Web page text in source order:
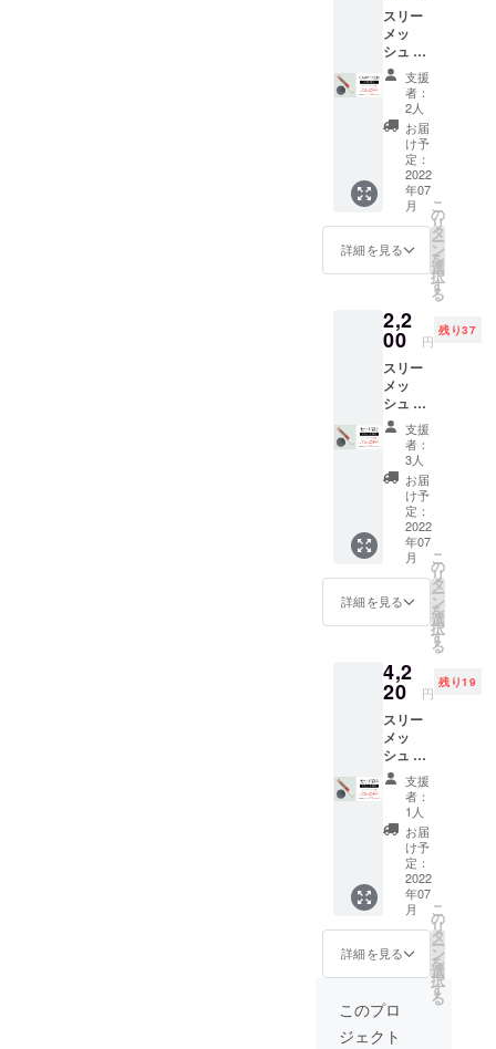
400㎝
（1.84
㎡） ●
梱包：
エコロ
ジーな
簡易包
装 [使
用本数
の目安]
スリー
メッ
シュ
シート
す。 窓
のサイ
ズはま
ちまち
なの
で、対
策され
る窓の
合計㎡
数から
1.84で
割ると
本数が
出せま
す。 目
安とし
て、サ
高さ
2.03m
的な掃
き出し
ガラス
窓を対
策され
る場合
は2本必
要にな
りま
す。
（計算
例）
1.69m×
2.03m=
3.43㎡
÷1.84=1
.86本
スリー
メッ
シュ ／
1本入 ×
1 販
売予定
価格
4,400
（税・
送料
込） →
1,140円
（税・
送料
込） ●1
りのサ
イズ：
46㎝ ×
400㎝
（1.84
㎡） ●
梱包：
エコロ
ジーな
簡易包
装 [使
用本数
の目安]
スリー
メッ
シュ
シート
す。 窓
のサイ
ズはま
ちまち
なの
で、対
策され
る窓の
合計㎡
数から
1.84で
割ると
本数が
出せま
す。 目
安とし
て、サ
1.69m×
2.03m
支援
者：
2人
お届
け予
定：
2022
年07
月
詳細を見る
こ
の
リ
タ
ー
ン
を
選
択
す
る
2,2
00 円
残り37
スリー
メッ
シュ ／
1本入 ×
2 販
売予定
価格
8,800
（税・
送料
込） →
2,200円
（税・
送料
込） ●1
りのサ
イズ：
46㎝ ×
400㎝
（1.84
㎡） ●
梱包：
エコロ
ジーな
簡易包
装 [使
用本数
の目安]
スリー
メッ
シュ
シート
ありま
す。 窓
のサイ
支援
者：
3人
お届
け予
定：
2022
年07
月
詳細を見る
こ
の
リ
タ
ー
ン
を
選
択
す
る
4,2
20 円
残り19
スリー
メッ
シュ ／
1本入 ×
4 販
売予定
価格
17,600
（税・
送料
込） →
4,220円
（税・
送料
込） ●1
本あた
りのサ
イズ：
支援
者：
1人
お届
け予
定：
2022
年07
月
詳細を見る
こ
の
リ
タ
ー
ン
を
選
択
す
る
このプロ
ジェクト